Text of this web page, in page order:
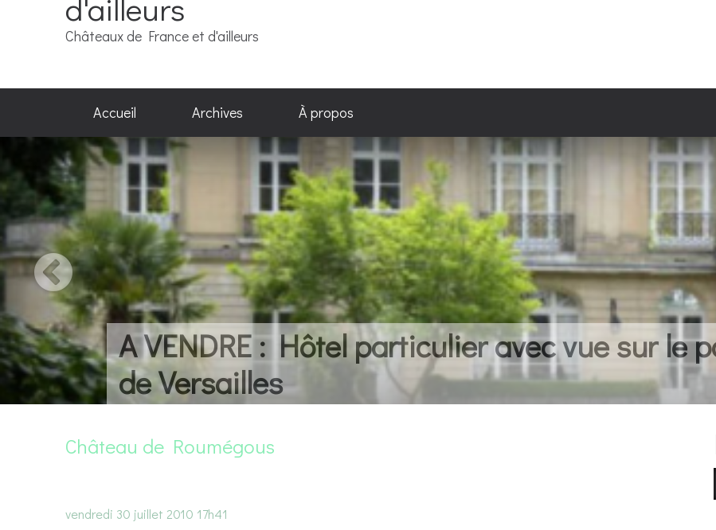
Châteaux de France et d'ailleurs
Accueil Archives À propos
A VENDRE : Hôtel particulier avec vue sur le
de Versailles
Château de Roumégous
vendredi 30 juillet 2010 17h41